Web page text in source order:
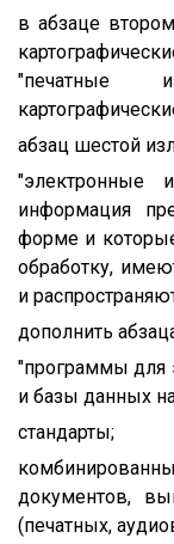
в абзаце
"печатные
абзац шестой
"электронные
информация
форме и
обработку,
и
дополнить
"программы для
и базы данных
стандарты;
документов,
(печатных,